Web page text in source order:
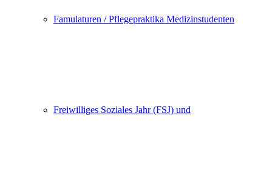
Famulaturen / Pflegepraktika Medizinstudenten
Freiwilliges Soziales Jahr (FSJ) und